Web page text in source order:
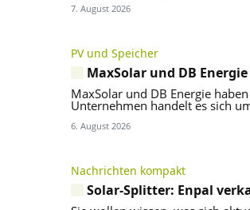
7. August 2026
PV und Speicher
MaxSolar und DB
MaxSolar und DB Energie
Unternehmen handelt es sich
6. August 2026
Nachrichten kompakt
Solar-Splitter: Enpal